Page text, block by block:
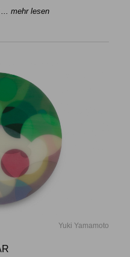
... mehr lesen
Yuki Yamamoto